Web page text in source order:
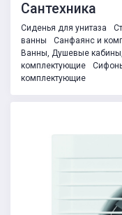
Сантехника
Сиденья для унитаза
ванны
Санфаянс и
Ванны, Душевые
комплектующие
комплектующие